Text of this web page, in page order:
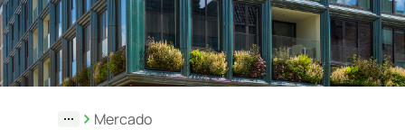
Duurzaamheid
Werken
bij
Mercado